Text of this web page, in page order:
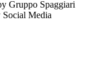
Gruppo Spaggiari
Media